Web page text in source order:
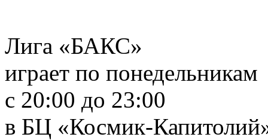
Лига «БАКС»
играет по понедельникам
с 20:00 до 23:00
в БЦ «Космик-